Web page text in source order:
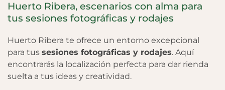
Huerto Ribera, escenarios con alma para
tus sesiones fotográficas y rodajes
Huerto Ribera te ofrece un entorno excepcional
para tus sesiones fotográficas y rodajes. Aquí
encontrarás la localización perfecta para dar rienda
suelta a tus ideas y creatividad.